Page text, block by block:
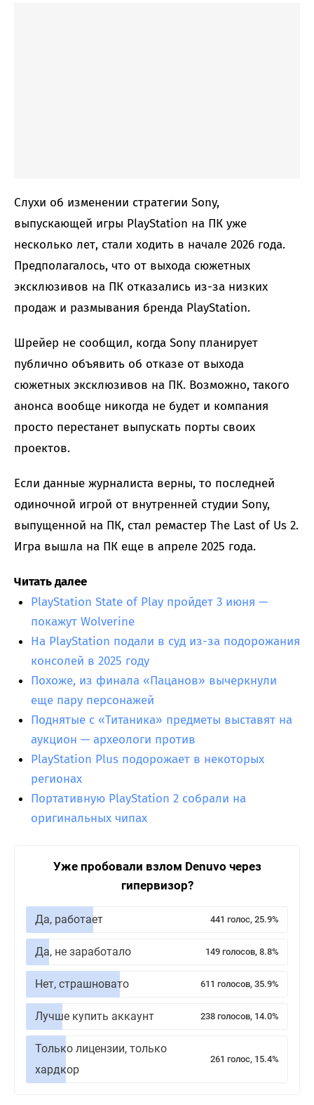
Слухи об изменении стратегии Sony,
выпускающей игры PlayStation на ПК уже
несколько лет, стали ходить в начале 2026 года.
Предполагалось, что от выхода сюжетных
эксклюзивов на ПК отказались из-за низких
продаж и размывания бренда PlayStation.
Шрейер не сообщил, когда Sony планирует
публично объявить об отказе от выхода
сюжетных эксклюзивов на ПК. Возможно, такого
анонса вообще никогда не будет и компания
просто перестанет выпускать порты своих
проектов.
Если данные журналиста верны, то последней
одиночной игрой от внутренней студии Sony,
выпущенной на ПК, стал ремастер The Last of Us 2.
Игра вышла на ПК еще в апреле 2025 года.
Читать далее
PlayStation State of Play пройдет 3 июня —
покажут Wolverine
На PlayStation подали в суд из-за подорожания
консолей в 2025 году
Похоже, из финала «Пацанов» вычеркнули
еще пару персонажей
Поднятые с «Титаника» предметы выставят на
аукцион — археологи против
PlayStation Plus подорожает в некоторых
регионах
Портативную PlayStation 2 собрали на
оригинальных чипах
Уже пробовали взлом Denuvo через
гипервизор?
Да, работает 441 голос, 25.9%
Да, не заработало 149 голосов, 8.8%
Нет, страшновато 611 голосов, 35.9%
Лучше купить аккаунт 238 голосов, 14.0%
Только лицензии, только
хардкор
261 голос, 15.4%